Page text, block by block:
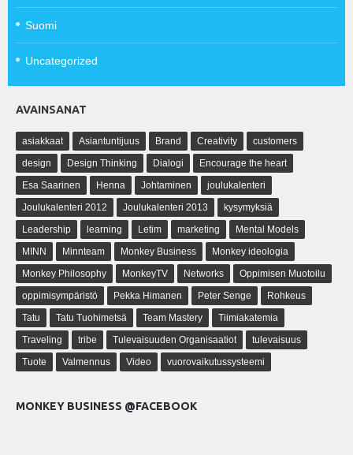
Suomi
Uncategorized
AVAINSANAT
asiakkaat Asiantuntijuus Brand Creativity
customers
design
Design Thinking Dialogi
Encourage the heart
Esa Saarinen
Henna Johtaminen
joulukalenteri
Joulukalenteri 2012
Joulukalenteri 2013
kysymyksiä
Leadership
learning Letim marketing
Mental Models
MINN
Minnteam Monkey Business
Monkey ideologia
Monkey Philosophy
MonkeyTV Networks
Oppimisen Muotoilu
oppimisympäristö
Pekka Himanen Peter Senge
Rohkeus
Tatu
Tatu Tuohimetsä Team Mastery
Tiimiakatemia
Traveling
tribe Tulevaisuuden Organisaatiot
tulevaisuus
Tuote
Valmennus Video vuorovaikutussysteemi
MONKEY BUSINESS @FACEBOOK